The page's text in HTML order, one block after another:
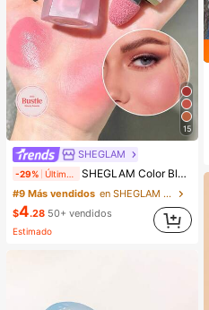
15
SHEGLAM
-29% SHEGLAM Color Bloom Rubor LíQuido Acabado Mate-Love Cake Colorete Marca De Belleza CosméTica Maquillaje Para Mujeres Y NiñAs
#9 Más vendidos
en SHEGLAM Maquillaje
$4.28 50+ vendidos
Estimado